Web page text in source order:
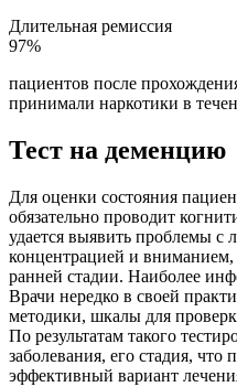
Длительная ремиссия
97%
пациентов после
принимали наркотики в
Тест на деменцию
Для оценки состояния
обязательно проводит
удается выявить проблемы
концентрацией и вниманием,
ранней стадии. Наиболее
Врачи нередко в своей
методики, шкалы для
По результатам такого
заболевания, его стадия, что
эффективный вариант